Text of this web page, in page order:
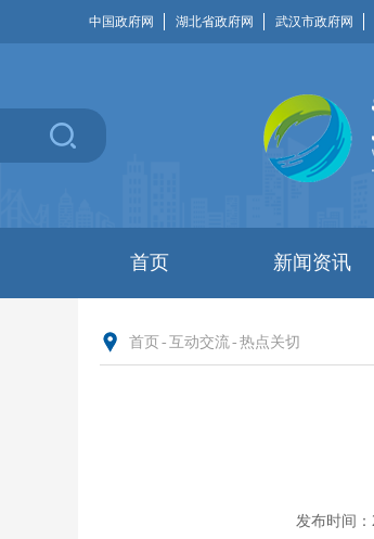
中国政府网 湖北省政府网 武汉市政府网
首页 新闻资讯
首页 - 互动交流- 热点关切
发布时间：